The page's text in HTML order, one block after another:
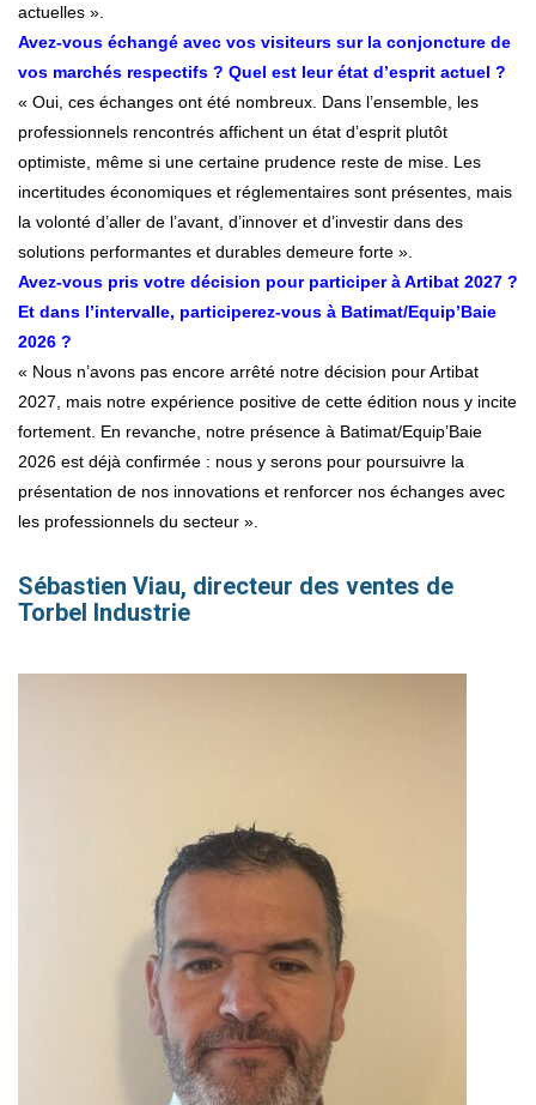
actuelles ».
Avez-vous échangé avec vos visiteurs sur la conjoncture de
vos marchés respectifs ? Quel est leur état d’esprit actuel ?
« Oui, ces échanges ont été nombreux. Dans l’ensemble, les
professionnels rencontrés affichent un état d’esprit plutôt
optimiste, même si une certaine prudence reste de mise. Les
incertitudes économiques et réglementaires sont présentes, mais
la volonté d’aller de l’avant, d’innover et d’investir dans des
solutions performantes et durables demeure forte ».
Avez-vous pris votre décision pour participer à Artibat 2027 ?
Et dans l’intervalle, participerez-vous à Batimat/Equip’Baie
2026 ?
« Nous n’avons pas encore arrêté notre décision pour Artibat
2027, mais notre expérience positive de cette édition nous y incite
fortement. En revanche, notre présence à Batimat/Equip’Baie
2026 est déjà confirmée : nous y serons pour poursuivre la
présentation de nos innovations et renforcer nos échanges avec
les professionnels du secteur ».
Sébastien Viau, directeur des ventes de
Torbel Industrie